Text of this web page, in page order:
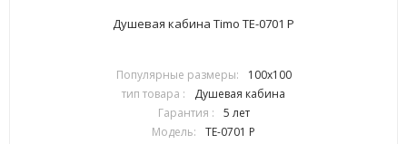
Душевая кабина Timo TE-0701 P
Популярные размеры:
100х100
тип товара :
Душевая кабина
Гарантия :
5 лет
Модель:
TE-0701 P